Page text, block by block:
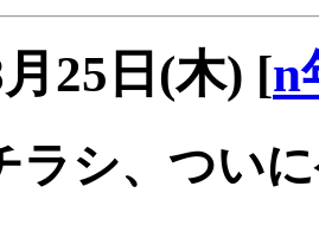
25日(木) [n
ラシ、つい